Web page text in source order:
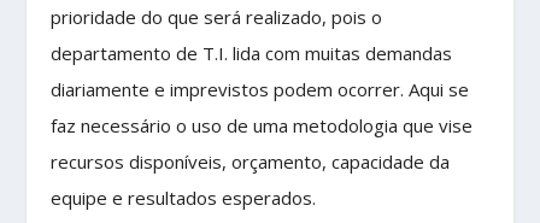
prioridade do que será realizado, pois o
departamento de T.I. lida com muitas demandas
diariamente e imprevistos podem ocorrer. Aqui se
faz necessário o uso de uma metodologia que vise
recursos disponíveis, orçamento, capacidade da
equipe e resultados esperados.